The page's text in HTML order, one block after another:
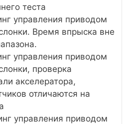
теста
управления приводом
Время впрыска вне
управления приводом
проверка
акселератора,
отличаются на
управления приводом